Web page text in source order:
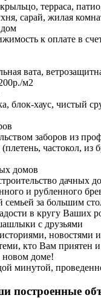
терраса,
сарай, жилая
к оплате в
вата,
м2
блок-хаус, чистый
заборов из
частокол, из
домов
дачных
и рубленного
семьей за большим
в кругу Ваших
с друзьями
новостями
кто Вам приятен
новом доме!
минутой,
построенные